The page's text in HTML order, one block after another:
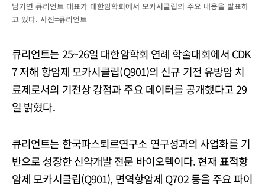
남기연 큐리언트 대표가 대한암학회에서 모카시클립의 주요 내용을 발표하
고 있다. 사진=큐리언트
큐리언트는 25~26일 대한암학회 연례 학술대회에서 CDK
7 저해 항암제 모카시클립(Q901)의 신규 기전 유방암 치
료제로서의 기전상 강점과 주요 데이터를 공개했다고 29
일 밝혔다.
큐리언트는 한국파스퇴르연구소 연구성과의 사업화를 기
반으로 성장한 신약개발 전문 바이오텍이다. 현재 표적항
암제 모카시클립(Q901), 면역항암제 Q702 등을 주요 파이